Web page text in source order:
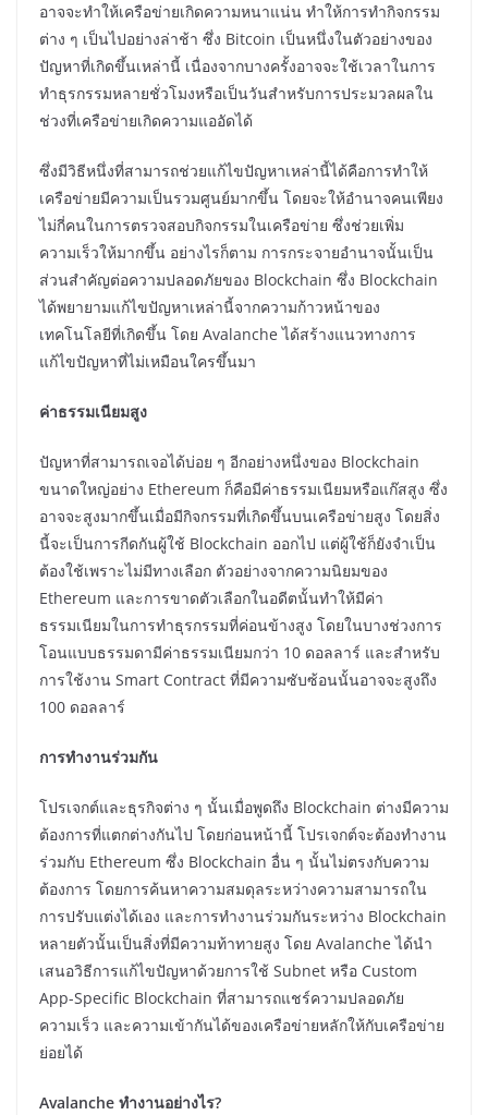
อาจจะทำให้เครือข่ายเกิดความหนาแน่น ทำให้การทำกิจกรรม
ต่าง ๆ เป็นไปอย่างล่าช้า ซึ่ง Bitcoin เป็นหนึ่งในตัวอย่างของ
ปัญหาที่เกิดขึ้นเหล่านี้ เนื่องจากบางครั้งอาจจะใช้เวลาในการ
ทำธุรกรรมหลายชั่วโมงหรือเป็นวันสำหรับการประมวลผลใน
ช่วงที่เครือข่ายเกิดความแออัดได้
ซึ่งมีวิธีหนึ่งที่สามารถช่วยแก้ไขปัญหาเหล่านี้ได้คือการทำให้
เครือข่ายมีความเป็นรวมศูนย์มากขึ้น โดยจะให้อำนาจคนเพียง
ไม่กี่คนในการตรวจสอบกิจกรรมในเครือข่าย ซึ่งช่วยเพิ่ม
ความเร็วให้มากขึ้น อย่างไรก็ตาม การกระจายอำนาจนั้นเป็น
ส่วนสำคัญต่อความปลอดภัยของ Blockchain ซึ่ง Blockchain
ได้พยายามแก้ไขปัญหาเหล่านี้จากความก้าวหน้าของ
เทคโนโลยีที่เกิดขึ้น โดย Avalanche ได้สร้างแนวทางการ
แก้ไขปัญหาที่ไม่เหมือนใครขึ้นมา
ค่าธรรมเนียมสูง
ปัญหาที่สามารถเจอได้บ่อย ๆ อีกอย่างหนึ่งของ Blockchain
ขนาดใหญ่อย่าง Ethereum ก็คือมีค่าธรรมเนียมหรือแก๊สสูง ซึ่ง
อาจจะสูงมากขึ้นเมื่อมีกิจกรรมที่เกิดขึ้นบนเครือข่ายสูง โดยสิ่ง
นี้จะเป็นการกีดกันผู้ใช้ Blockchain ออกไป แต่ผู้ใช้ก็ยังจำเป็น
ต้องใช้เพราะไม่มีทางเลือก ตัวอย่างจากความนิยมของ
Ethereum และการขาดตัวเลือกในอดีตนั้นทำให้มีค่า
ธรรมเนียมในการทำธุรกรรมที่ค่อนข้างสูง โดยในบางช่วงการ
โอนแบบธรรมดามีค่าธรรมเนียมกว่า 10 ดอลลาร์ และสำหรับ
การใช้งาน Smart Contract ที่มีความซับซ้อนนั้นอาจจะสูงถึง
100 ดอลลาร์
การทำงานร่วมกัน
โปรเจกต์และธุรกิจต่าง ๆ นั้นเมื่อพูดถึง Blockchain ต่างมีความ
ต้องการที่แตกต่างกันไป โดยก่อนหน้านี้ โปรเจกต์จะต้องทำงาน
ร่วมกับ Ethereum ซึ่ง Blockchain อื่น ๆ นั้นไม่ตรงกับความ
ต้องการ โดยการค้นหาความสมดุลระหว่างความสามารถใน
การปรับแต่งได้เอง และการทำงานร่วมกันระหว่าง Blockchain
หลายตัวนั้นเป็นสิ่งที่มีความท้าทายสูง โดย Avalanche ได้นำ
เสนอวิธีการแก้ไขปัญหาด้วยการใช้ Subnet หรือ Custom
App-Specific Blockchain ที่สามารถแชร์ความปลอดภัย
ความเร็ว และความเข้ากันได้ของเครือข่ายหลักให้กับเครือข่าย
ย่อยได้
Avalanche ทำงานอย่างไร?